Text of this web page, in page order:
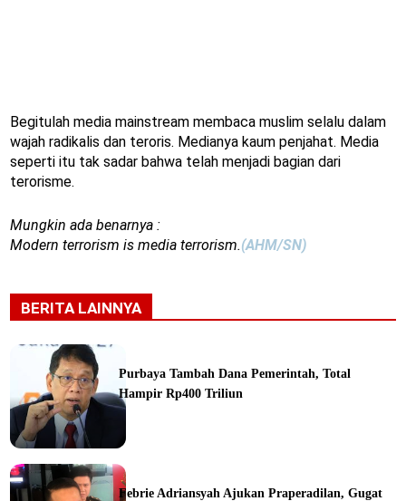
Begitulah media mainstream membaca muslim selalu dalam
wajah radikalis dan teroris. Medianya kaum penjahat. Media
seperti itu tak sadar bahwa telah menjadi bagian dari
terorisme.
Mungkin ada benarnya :
Modern terrorism is media terrorism.(AHM/SN)
BERITA LAINNYA
Purbaya Tambah Dana Pemerintah, Total
Hampir Rp400 Triliun
Febrie Adriansyah Ajukan Praperadilan, Gugat